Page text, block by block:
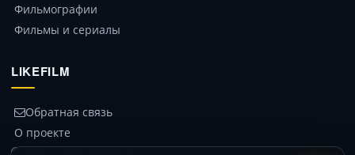
Фильмографии
Фильмы и сериалы
LIKEFILM
Обратная связь
О проекте
© 2014 – 2026 likefilm.ru